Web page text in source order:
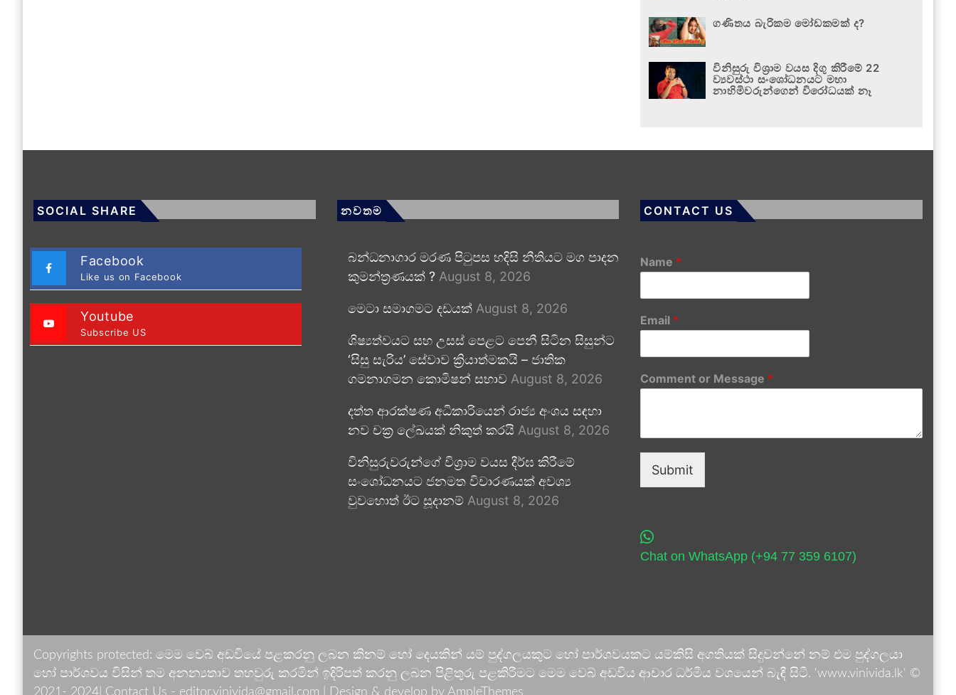
ගණිතය බැරිකම මෝඩකමක් ද?
විනිසුරු විශ්‍රාම වයස දිගු කිරීමේ 22
ව්‍යවස්ථා සංශෝධනයට මහා
නාහිමිවරුන්ගෙන් විරෝධයක් නෑ
SOCIAL SHARE
Facebook
Like us on Facebook
Youtube
Subscribe US
නවතම
බන්ධනාගාර මරණ පිටුපස හදිසි නීතියට මග පාදන
කුමන්ත්‍රණයක් ? August 8, 2026
මෙටා සමාගමට දඩයක් August 8, 2026
ශිෂ්‍යත්වයට සහ උසස් පෙළට පෙනී සිටින සිසුන්ට
‘සිසු සැරිය’ සේවාව ක්‍රියාත්මකයි – ජාතික
ගමනාගමන කොමිෂන් සභාව August 8, 2026
දත්ත ආරක්ෂණ අධිකාරියෙන් රාජ්‍ය අංශය සඳහා
නව චක්‍ර ලේඛයක් නිකුත් කරයි August 8, 2026
විනිසුරුවරුන්ගේ විශ්‍රාම වයස දීර්ඝ කිරීමේ
සංශෝධනයට ජනමත විචාරණයක් අවශ්‍ය
වුවහොත් ඊට සූදානම් August 8, 2026
CONTACT US
Name *
Email *
Comment or Message *
Submit
Chat on WhatsApp (+94 77 359 6107)
Copyrights protected: මෙම වෙබ් අඩවියේ පළකරනු ලබන කිනම් හෝ දෙයකින් යම් පුද්ගලයකුට හෝ පාර්ශවයකට යම්කිසි අගතියක් සිදුවන්නේ නම් එම පුද්ගලයා
හෝ පාර්ශවය විසින් තම අනන්‍යතාව තහවුරු කරමින් ඉදිරිපත් කරනු ලබන පිළිතුරු පළකිරීමට මෙම වෙබ් අඩවිය ආචාර ධර්මීය වශයෙන් බැඳී සිටී. 'www.vinivida.lk' ©
2021- 2024| Contact Us - editor.vinivida@gmail.com |
Design & develop by AmpleThemes